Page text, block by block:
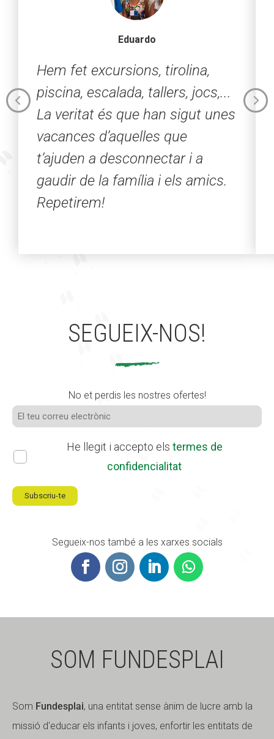
Hem fet excursions, tirolina,
piscina, escalada, tallers, jocs,...
La veritat és que han sigut unes
vacances d’aquelles que
t’ajuden a desconnectar i a
gaudir de la família i els amics.
Repetirem!
Eduardo
SEGUEIX-NOS!
No et perdis les nostres ofertes!
He llegit i accepto els termes de
confidencialitat
Segueix-nos també a les xarxes socials
SOM FUNDESPLAI
Som Fundesplai, una entitat sense ànim de lucre amb la
missió d'educar els infants i joves, enfortir les entitats de